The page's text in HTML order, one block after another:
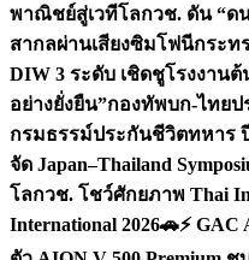
พาณิชย์สู่เวทีโลกวช. ดัน “ด
สากลผ่านเสียงซิมโฟนีกระท
DIW 3 ระดับ เชิดชูโรงงา
อย่างยั่งยืน”กองทัพบก-ไทย
กรมธรรม์ประกันชีวิตทหาร
จัด Japan–Thailand
โลกวช. โชว์ศักยภาพ Thai
International 2026🚗⚡️ GAC